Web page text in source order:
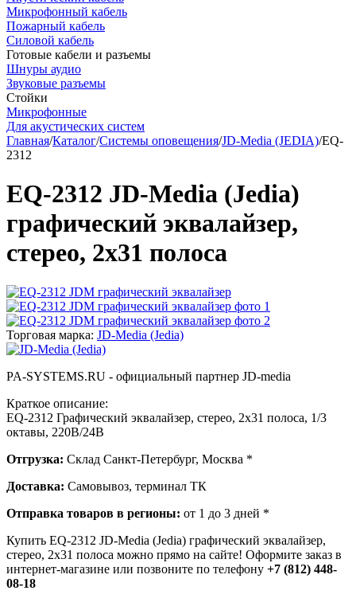
Микрофонный кабель
Пожарный кабель
Силовой кабель
Готовые кабели и разъемы
Шнуры аудио
Звуковые разъемы
Стойки
Микрофонные
Для акустических систем
Главная/Каталог/Системы оповещения/JD-Media (JEDIA)/EQ-
2312
EQ-2312 JD-Media (Jedia)
графический эквалайзер,
стерео, 2х31 полоса
Торговая марка: JD-Media (Jedia)
PA-SYSTEMS.RU - официальный партнер JD-media
Краткое описание:
EQ-2312 Графический эквалайзер, стерео, 2х31 полоса, 1/3
октавы, 220В/24В
Отгрузка: Склад Санкт-Петербург, Москва *
Доставка: Самовывоз, терминал ТК
Отправка товаров в регионы: от 1 до 3 дней *
Купить EQ-2312 JD-Media (Jedia) графический эквалайзер,
стерео, 2х31 полоса можно прямо на сайте! Оформите заказ в
интернет-магазине или позвоните по телефону +7 (812) 448-
08-18